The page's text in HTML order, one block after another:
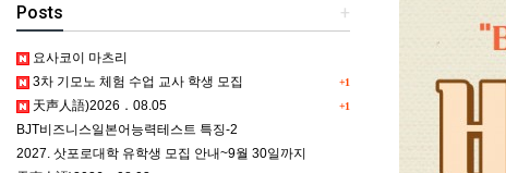
+
Posts
요사코이 마츠리
+1
3차 기모노 체험 수업 교사 학생 모집
+1
天声人語)2026．08.05
BJT비즈니스일본어능력테스트 특징-2
2027. 삿포로대학 유학생 모집 안내~9월 30일까지